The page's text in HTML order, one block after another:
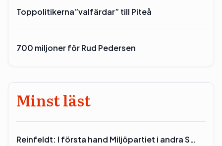
Toppolitikerna”valfärdar” till Piteå
700 miljoner för Rud Pedersen
Minst läst
Reinfeldt: I första hand Miljöpartiet i andra S…